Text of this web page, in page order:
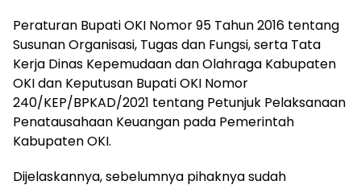
Peraturan Bupati OKI Nomor 95 Tahun 2016 tentang
Susunan Organisasi, Tugas dan Fungsi, serta Tata
Kerja Dinas Kepemudaan dan Olahraga Kabupaten
OKI dan Keputusan Bupati OKI Nomor
240/KEP/BPKAD/2021 tentang Petunjuk Pelaksanaan
Penatausahaan Keuangan pada Pemerintah
Kabupaten OKI.
Dijelaskannya, sebelumnya pihaknya sudah